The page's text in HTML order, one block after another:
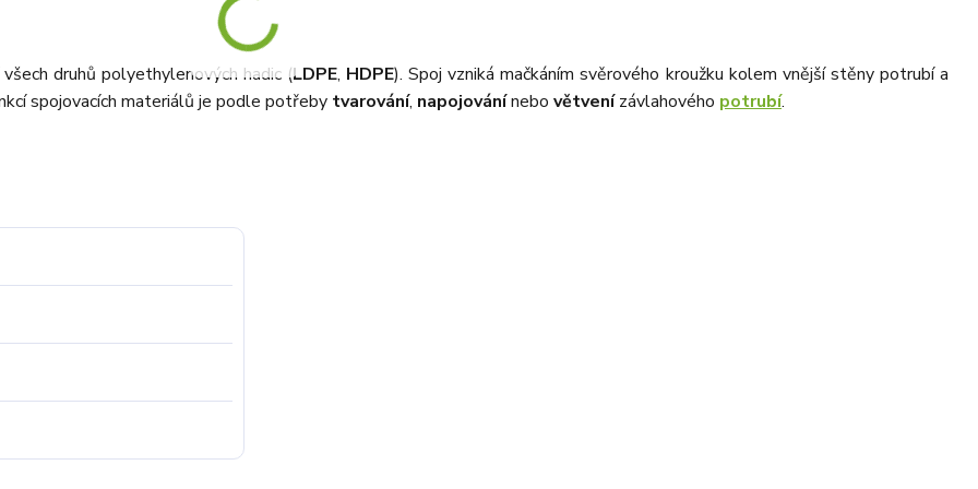
druhů polyethylenových hadic (LDPE, HDPE). Spoj vzniká mačkáním svěrového kroužku kolem vnější stěny potrubí a
spojovacích materiálů je podle potřeby tvarování, napojovánínebo větvenízávlahového potrubí.